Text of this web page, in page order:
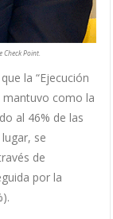
Check Point.
la “Ejecución
mantuvo como la
al 46% de las
se
de
por la